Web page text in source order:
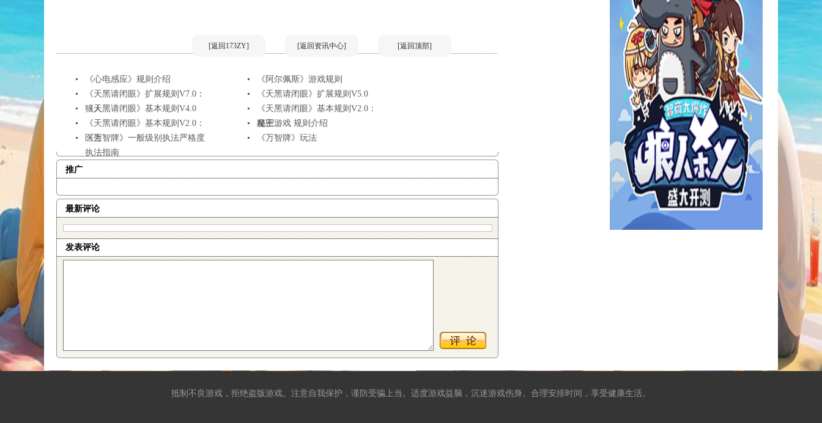
[返回173ZY] [返回资讯中心] [返回顶部]
《心电感应》规则介绍
《阿尔佩斯》游戏规则
《天黑请闭眼》扩展规则V7.0：
狼人...
《天黑请闭眼》扩展规则V5.0
《天黑请闭眼》基本规则V4.0
《天黑请闭眼》基本规则V2.0：
秘密...
《天黑请闭眼》基本规则V2.0：
医生
魔王游戏 规则介绍
《万智牌》一般级别执法严格度
执法指南
《万智牌》玩法
推广
最新评论
发表评论
抵制不良游戏，拒绝盗版游戏。注意自我保护，谨防受骗上当。适度游戏益脑，沉迷游戏伤身。合理安排时间，享受健康生活。